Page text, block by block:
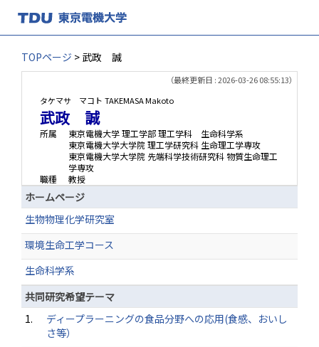
TOPページ > 武政 誠
（最終更新日 : 2026-03-26 08:55:13）
タケマサ マコト TAKEMASA Makoto
武政 誠
所属
東京電機大学 理工学部 理工学科 生命科学系
東京電機大学大学院 理工学研究科 生命理工学専攻
東京電機大学大学院 先端科学技術研究科 物質生命理工
学専攻
職種
教授
ホームページ
生物物理化学研究室
環境生命工学コース
生命科学系
共同研究希望テーマ
1.
ディープラーニングの食品分野への応用(食感、おいし
さ等）